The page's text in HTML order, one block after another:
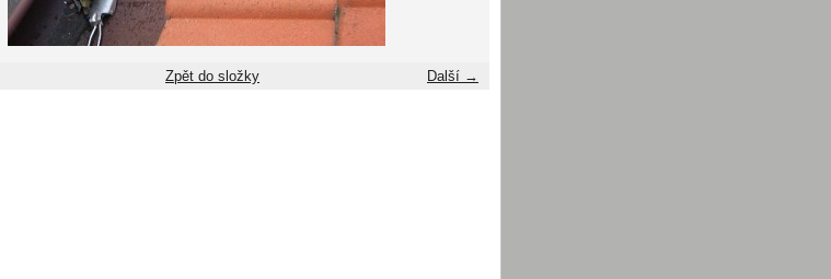
Další →
Zpět do složky